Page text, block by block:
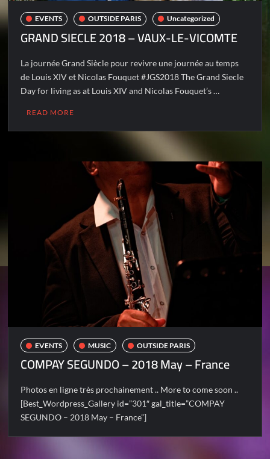
EVENTS OUTSIDE PARIS Uncategorized
GRAND SIECLE 2018 – VAUX-LE-VICOMTE
La journée Grand Siècle pour revivre une journée au temps
de Louis XIV et Nicolas Fouquet #JGS2018 The Grand Siecle
Day for living as at Louis XIV and Nicolas Fouquet’s …
READ MORE
EVENTS MUSIC OUTSIDE PARIS
COMPAY SEGUNDO – 2018 May – France
Photos en ligne très prochainement .. More to come soon ..
[Best_Wordpress_Gallery id=”301″ gal_title=”COMPAY
SEGUNDO – 2018 May – France”]